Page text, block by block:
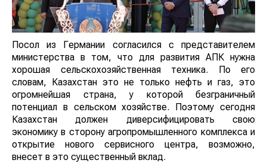
Посол из Германии согласился с представителем
министерства в том, что для развития АПК нужна
хорошая сельскохозяйственная техника. По его
словам, Казахстан это не только нефть и газ, это
огромнейшая страна, у которой безграничный
потенциал в сельском хозяйстве. Поэтому сегодня
Казахстан должен диверсифицировать свою
экономику в сторону агропромышленного комплекса и
открытие нового сервисного центра, возможно,
внесет в это существенный вклад.